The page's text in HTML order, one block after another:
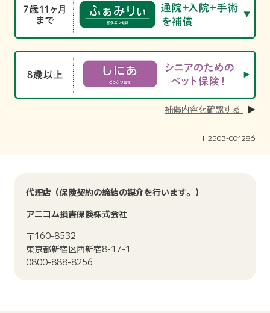
補償内容を確認する
H2503-001286
代理店（保険契約の締結の媒介を行います。）
アニコム損害保険株式会社
〒160-8532
東京都新宿区西新宿8-17-1
0800-888-8256